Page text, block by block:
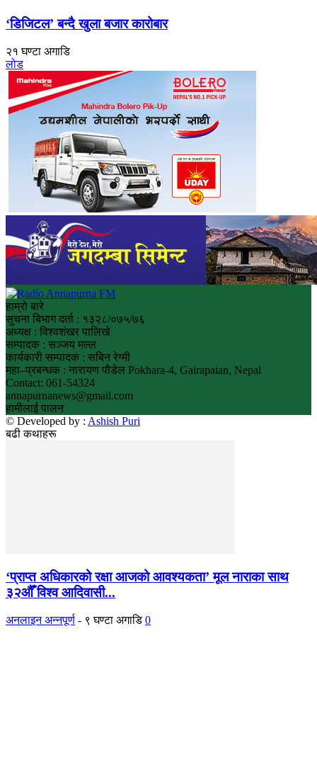
‘डिजिटल’ बन्दै खुला बजार कारोबार
२१ घण्टा अगाडि
लोड
हाम्रो बारे
सुचना बिभाग दर्ता : १३२८/०७५/७६
अध्यक्ष : विश्वशंखर पालिखे
सम्पादक : सञ्जय मल्ल
कार्यकारी सम्पादक : सबिन रेग्मी
महा–प्रबन्धक : नारायण पौडेल Pokhara-4, Gairapatan, Nepal
Contact: 061-54324
annapurnanews@gmail.com
हामीलाई पालन
© Developed by : Ashish Puri
बढी कथाहरू
‘प्राप्त अधिकारको रक्षा आजको आवश्यकता’ मूल नाराका साथ
३२औँ विश्व आदिवासी...
अनलाइन अन्नपूर्ण - ९ घण्टा अगाडि 0